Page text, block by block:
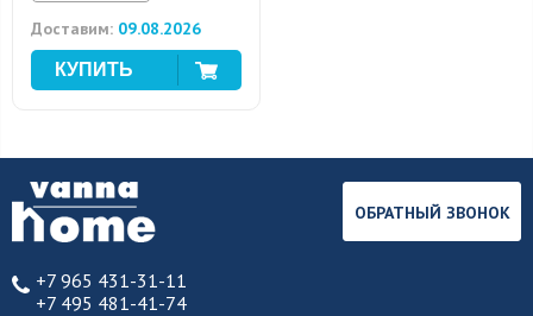
Доставим: 09.08.2026
+7 965 431-31-11
+7 495 481-41-74
ОБРАТНЫЙ ЗВОНОК